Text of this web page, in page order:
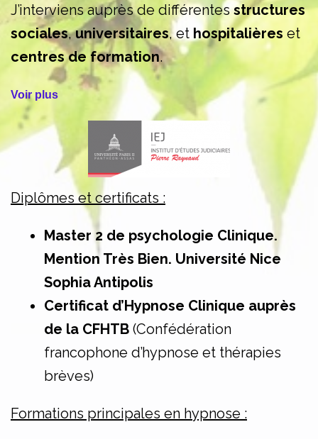
J’interviens auprès de différentesstructures
sociales,universitaires, et hospitalières et
centres de formation.
Voir plus
Diplômes et certificats :
Master 2 de psychologie Clinique.
Mention Très Bien. Université Nice
Sophia Antipolis
Certificat d’Hypnose Clinique auprès
de la CFHTB (Confédération
francophone d’hypnose et thérapies
brèves)
Formations principales en hypnose :